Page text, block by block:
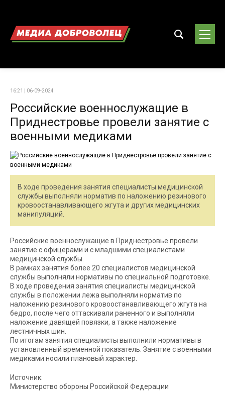
16:21 | 06-09-2024
Российские военнослужащие в
Приднестровье провели занятие с
военными медиками
В ходе проведения занятия специалисты медицинской
службы выполняли норматив по наложению резинового
кровоостанавливающего жгута и других медицинских
манипуляций.
Российские военнослужащие в Приднестровье провели
занятие с офицерами и с младшими специалистами
медицинской службы.
В рамках занятия более 20 специалистов медицинской
службы выполняли нормативы по специальной подготовке.
В ходе проведения занятия специалисты медицинской
службы в положении лежа выполняли норматив по
наложению резинового кровоостанавливающего жгута на
бедро, после чего оттаскивали раненного и выполняли
наложение давящей повязки, а также наложение
лестничных шин.
По итогам занятия специалисты выполнили нормативы в
установленный временной показатель. Занятие с военными
медиками носили плановый характер.
Источник:
Министерство обороны Российской Федерации